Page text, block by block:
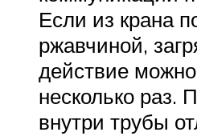
Если из крана
ржавчиной,
действие
несколько раз.
внутри трубы